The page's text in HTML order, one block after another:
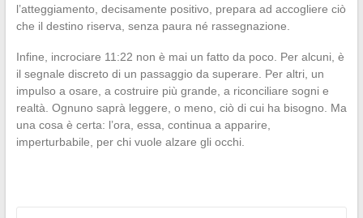
l’atteggiamento, decisamente positivo, prepara ad accogliere ciò
che il destino riserva, senza paura né rassegnazione.
Infine, incrociare 11:22 non è mai un fatto da poco. Per alcuni, è
il segnale discreto di un passaggio da superare. Per altri, un
impulso a osare, a costruire più grande, a riconciliare sogni e
realtà. Ognuno saprà leggere, o meno, ciò di cui ha bisogno. Ma
una cosa è certa: l’ora, essa, continua a apparire,
imperturbabile, per chi vuole alzare gli occhi.